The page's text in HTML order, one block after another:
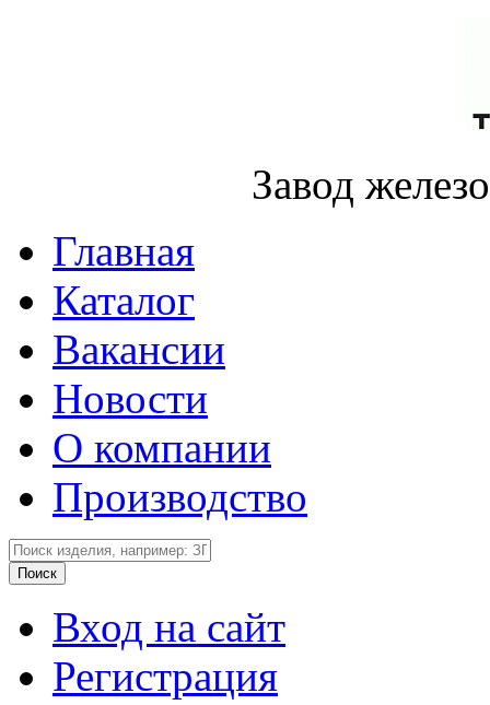
Завод
Главная
Каталог
Вакансии
Новости
О компании
Производство
Вход на сайт
Регистрация